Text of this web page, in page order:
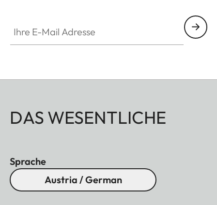
DAS WESENTLICHE
Sprache
Austria / German